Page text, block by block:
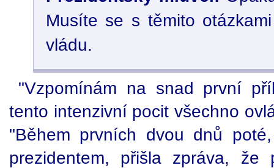
Musíte se s těmito
vládu.
"Vzpomínám na snad první
tento intenzivní pocit všechno
"Během prvních dvou dnů
prezidentem, přišla zpráva, že